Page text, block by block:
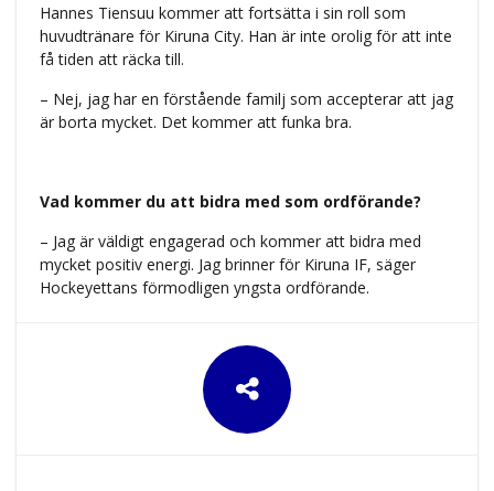
Hannes Tiensuu kommer att fortsätta i sin roll som
huvudtränare för Kiruna City. Han är inte orolig för att inte
få tiden att räcka till.
– Nej, jag har en förstående familj som accepterar att jag
är borta mycket. Det kommer att funka bra.
Vad kommer du att bidra med som ordförande?
– Jag är väldigt engagerad och kommer att bidra med
mycket positiv energi. Jag brinner för Kiruna IF, säger
Hockeyettans förmodligen yngsta ordförande.